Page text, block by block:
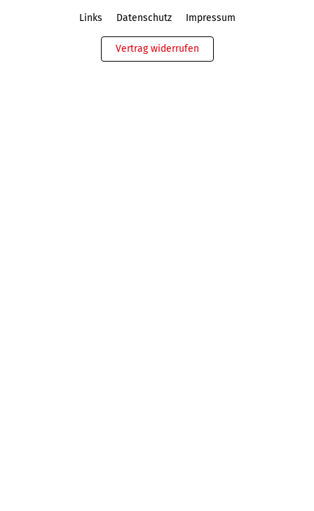
Links Datenschutz Impressum
Vertrag widerrufen